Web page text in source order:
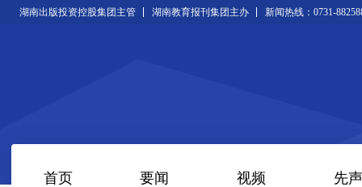
湖南出版投资控股集团主管 湖南教育报刊集团主办 新闻热线：0731-
首页 要闻 视频 先声